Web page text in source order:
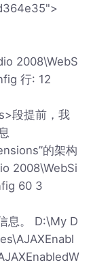
2008\WebS
行: 12
段提前，我
的架构
2008\WebSi
60 3
息。 D:\My D